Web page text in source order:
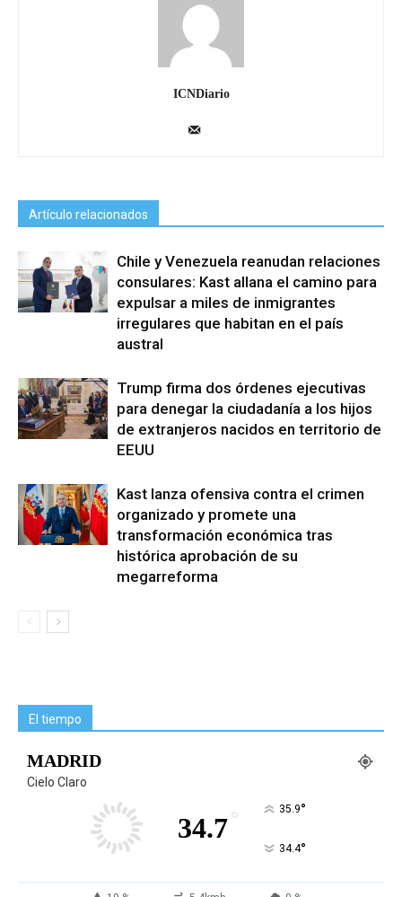
ICNDiario
Artículo relacionados
Chile y Venezuela reanudan relaciones
consulares: Kast allana el camino para
expulsar a miles de inmigrantes
irregulares que habitan en el país
austral
Trump firma dos órdenes ejecutivas
para denegar la ciudadanía a los hijos
de extranjeros nacidos en territorio de
EEUU
Kast lanza ofensiva contra el crimen
organizado y promete una
transformación económica tras
histórica aprobación de su
megarreforma
El tiempo
MADRID
Cielo Claro
34.7° 35.9°
34.4°